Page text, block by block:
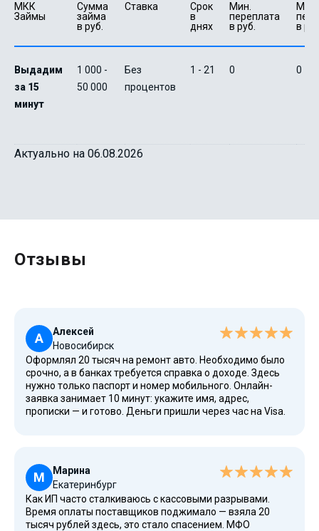
МКК
Займы
Сумма
займа
в руб.
Ставка
Срок
в
днях
Мин.
переплата
в руб.
в
Выдадим
за 15
минут
1 000 -
50 000
Без
процентов
1 - 21 0 0
Актуально на 06.08.2026
Отзывы
А
Алексей
Новосибирск
Оформлял 20 тысяч на ремонт авто. Необходимо было
срочно, а в банках требуется справка о доходе. Здесь
нужно только паспорт и номер мобильного. Онлайн-
заявка занимает 10 минут: укажите имя, адрес,
прописки — и готово. Деньги пришли через час на Visa.
М
Марина
Екатеринбург
Как ИП часто сталкиваюсь с кассовыми разрывами.
Время оплаты поставщиков поджимало — взяла 20
тысяч рублей здесь, это стало спасением. МФО